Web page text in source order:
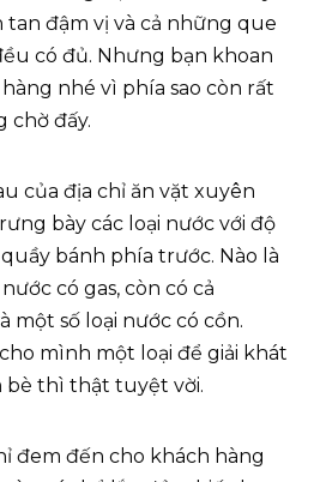
tan đậm vị và cả những que
có đủ. Nhưng bạn khoan
nhé vì phía sao còn rất
chờ đấy.
của địa chỉ ăn vặt xuyên
bày các loại nước với độ
bánh phía trước. Nào là
có gas, còn có cả
một số loại nước có cồn.
mình một loại để giải khát
bè thì thật tuyệt vời.
đem đến cho khách hàng